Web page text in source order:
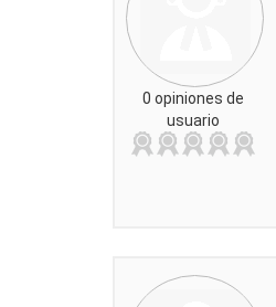
0 opiniones de
usuario